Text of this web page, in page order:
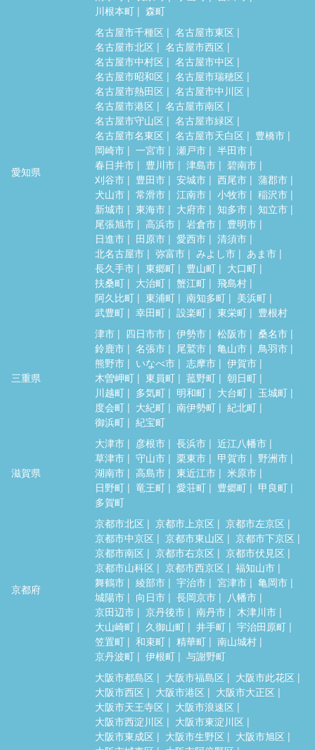
川根本町
森町
愛知県
名古屋市千種区
名古屋市東区
名古屋市北区
名古屋市西区
名古屋市中村区
名古屋市中区
名古屋市昭和区
名古屋市瑞穂区
名古屋市熱田区
名古屋市中川区
名古屋市港区
名古屋市南区
名古屋市守山区
名古屋市緑区
名古屋市名東区
名古屋市天白区
豊橋市
岡崎市
一宮市 瀬戸市
半田市
春日井市
豊川市 津島市
碧南市
刈谷市
豊田市 安城市 西尾市
蒲郡市
犬山市
常滑市 江南市 小牧市
稲沢市
新城市
東海市 大府市 知多市
知立市
尾張旭市
高浜市 岩倉市
豊明市
日進市
田原市 愛西市
清須市
北名古屋市
弥富市 みよし市
あま市
長久手市
東郷町 豊山町
大口町
扶桑町
大治町 蟹江町
飛島村
阿久比町
東浦町 南知多町
美浜町
武豊町
幸田町 設楽町 東栄町 豊根村
三重県
津市 四日市市 伊勢市 松阪市
桑名市
鈴鹿市
名張市 尾鷲市 亀山市
鳥羽市
熊野市
いなべ市 志摩市
伊賀市
木曽岬町
東員町 菰野町
朝日町
川越町
多気町 明和町 大台町
玉城町
度会町
大紀町 南伊勢町
紀北町
御浜町
紀宝町
滋賀県
大津市 彦根市 長浜市
近江八幡市
草津市
守山市 栗東市 甲賀市
野洲市
湖南市
高島市 東近江市
米原市
日野町
竜王町 愛荘町 豊郷町
甲良町
多賀町
京都府
京都市北区 京都市上京区
京都市左京区
京都市中京区
京都市東山区
京都市下京区
京都市南区
京都市右京区
京都市伏見区
京都市山科区
京都市西京区
福知山市
舞鶴市
綾部市 宇治市 宮津市
亀岡市
城陽市
向日市 長岡京市
八幡市
京田辺市
京丹後市 南丹市
木津川市
大山崎町
久御山町 井手町
宇治田原町
笠置町
和束町 精華町
南山城村
京丹波町
伊根町
与謝野町
大阪市都島区
大阪市福島区
大阪市此花区
大阪市西区
大阪市港区
大阪市大正区
大阪市天王寺区
大阪市浪速区
大阪市西淀川区
大阪市東淀川区
大阪市東成区
大阪市生野区
大阪市旭区